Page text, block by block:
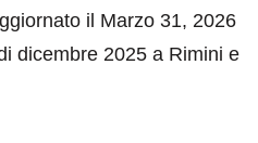
il Marzo 31, 2026
dicembre 2025 a Rimini e